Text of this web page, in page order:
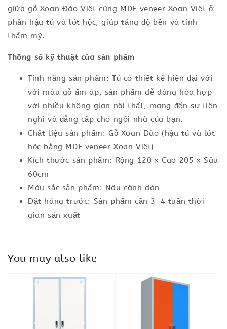
giữa gỗ Xoan Đào Việt cùng MDF veneer Xoan Việt ở
phần hậu tủ và lót hộc, giúp tăng độ bền và tính
thẩm mỹ.
Thông số kỹ thuật của sản phẩm
Tính năng sản phẩm: Tủ có thiết kế hiện đại với
với màu gỗ ấm áp, sản phẩm dễ dàng hòa hợp
với nhiều không gian nội thất, mang đến sự tiện
nghi và đẳng cấp cho ngôi nhà của bạn.
Chất liệu sản phẩm: Gỗ Xoan Đào (hậu tủ và lót
hộc bằng MDF veneer Xoan Việt)
Kích thước sản phẩm: Rộng 120 x Cao 205 x Sâu
60cm
Màu sắc sản phẩm: Nâu cánh dán
Đặt hàng trước: Sản phẩm cần 3-4 tuần thời
gian sản xuất
You may also like